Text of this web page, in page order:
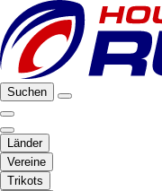
Suchen
Länder
Vereine
Trikots